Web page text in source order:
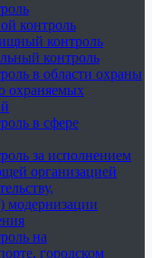
контроль
контроль
контроль
в области охраны
охраняемых
в сфере
за исполнением
организацией
модернизации
на
городском